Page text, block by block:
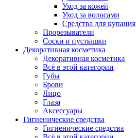
Уход за кожей
Уход за волосами
Средства для купания
Прорезыватели
Соски и пустышки
Декоративная косметика
Декоративная косметика
Всё в этой категории
Губы
Брови
Лицо
Глаза
Аксессуары
Гигиенические средства
Гигиенические средства